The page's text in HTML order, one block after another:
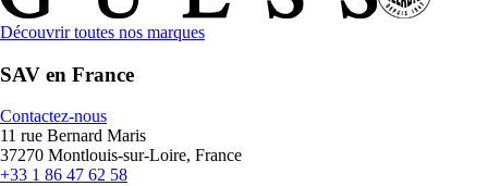
Découvrir toutes nos marques
SAV en France
Contactez-nous
11 rue Bernard Maris
37270 Montlouis-sur-Loire, France
+33 1 86 47 62 58